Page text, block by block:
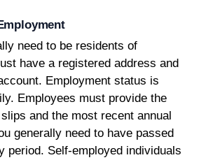
need to be residents of
have a registered address and
Employment status is
Employees must provide the
and the most recent annual
generally need to have passed
period. Self-employed individuals